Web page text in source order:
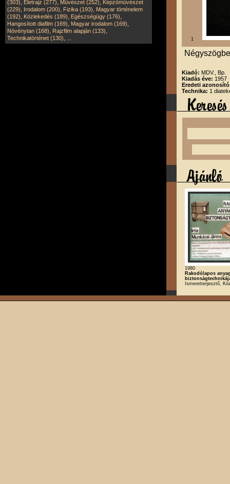
(303), Életrajz (277), Művészet (252), Képzőművészet
(229), Irodalom (200), Fizika (193), Magyar történelem
(192), Közlekedés (189), Egészségügy (176),
Hangosított diafilm (169), Magyar irodalom (169),
Növénytan (168), Rajzfilm alapján (133),
Technikatörténet (130), 1
Kiadó: MDV., Bp.
Kiadás éve: 1957
Eredeti
Technika: 1
1980
Rakodólapos
Ismeretterjesztő,